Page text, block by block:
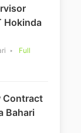
Hokinda
Full
Contract
Bahari